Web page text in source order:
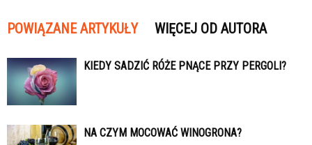
POWIĄZANE ARTYKUŁY WIĘCEJ OD AUTORA
KIEDY SADZIĆ RÓŻE PNĄCE PRZY PERGOLI?
NA CZYM MOCOWAĆ WINOGRONA?